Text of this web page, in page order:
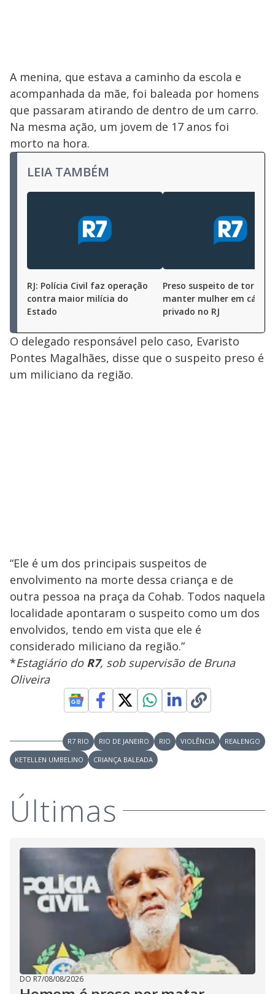
A menina, que estava a caminho da escola e
acompanhada da mãe, foi baleada por homens
que passaram atirando de dentro de um carro.
Na mesma ação, um jovem de 17 anos foi
morto na hora.
LEIA TAMBÉM
RJ: Polícia Civil faz operação
contra maior milícia do
Estado
Preso suspeito de
manter mulher em
privado no RJ
O delegado responsável pelo caso, Evaristo
Pontes Magalhães, disse que o suspeito preso é
um miliciano da região.
“Ele é um dos principais suspeitos de
envolvimento na morte dessa criança e de
outra pessoa na praça da Cohab. Todos naquela
localidade apontaram o suspeito como um dos
envolvidos, tendo em vista que ele é
considerado miliciano da região.”
*Estagiário do R7, sob supervisão de Bruna
Oliveira
R7 RIO RIO DE JANEIRO RIO VIOLÊNCIA
REALENGO
KETELLEN UMBELINO
CRIANÇA BALEADA
Últimas
DO R7/08/08/2026